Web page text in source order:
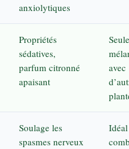
anxiolytiques
Propriétés
sédatives,
parfum citronné
apaisant
avec
Soulage les
spasmes nerveux